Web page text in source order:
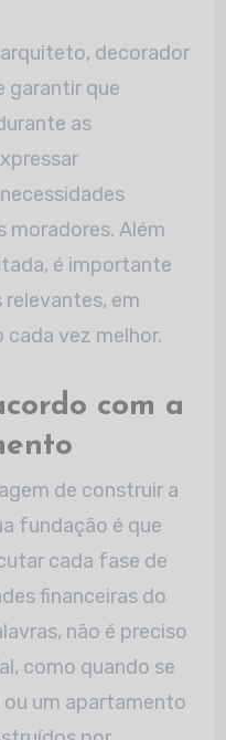
decorador
garantir que
as
Além
é importante
em
cada vez melhor.
com a
de construir a
fundação é que
cada fase de
financeiras do
não é preciso
como quando se
um apartamento